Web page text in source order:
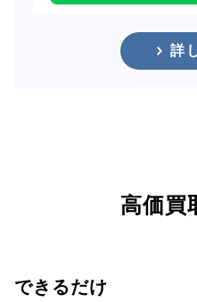
詳
高価買
できるだけ